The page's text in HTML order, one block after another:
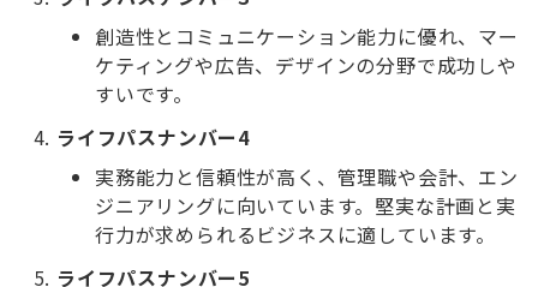
創造性とコミュニケーション能力に優れ、マー
ケティングや広告、デザインの分野で成功しや
すいです。
ライフパスナンバー4
実務能力と信頼性が高く、管理職や会計、エン
ジニアリングに向いています。堅実な計画と実
行力が求められるビジネスに適しています。
ライフパスナンバー5